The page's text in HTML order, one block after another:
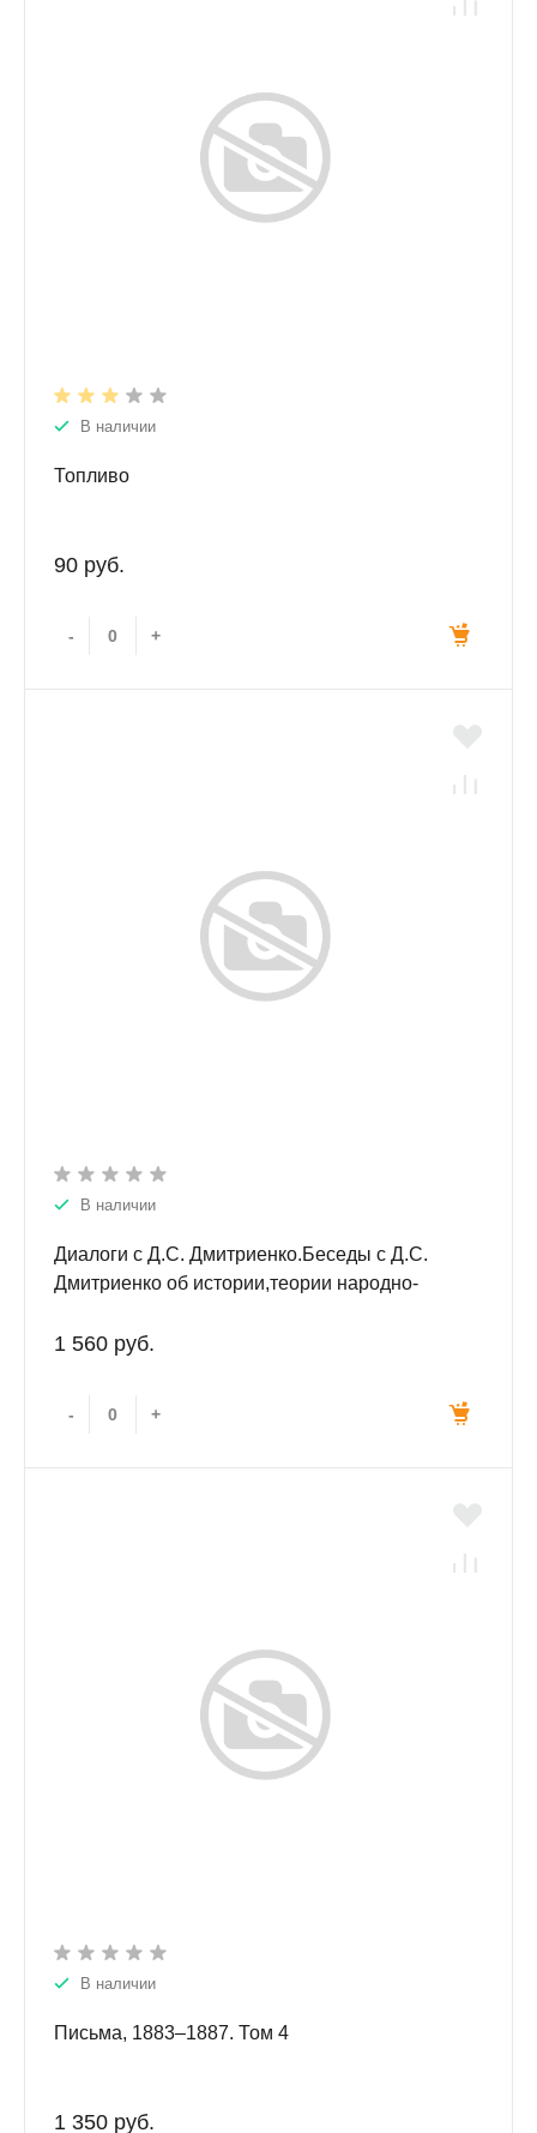
В наличии
Топливо
90 руб.
- +
В наличии
Диалоги с Д.С. Дмитриенко.Беседы с Д.С.
Дмитриенко об истории,теории народно-
исполнительского музыкознания.
1 560 руб.
- +
В наличии
Письма, 1883–1887. Том 4
1 350 руб.